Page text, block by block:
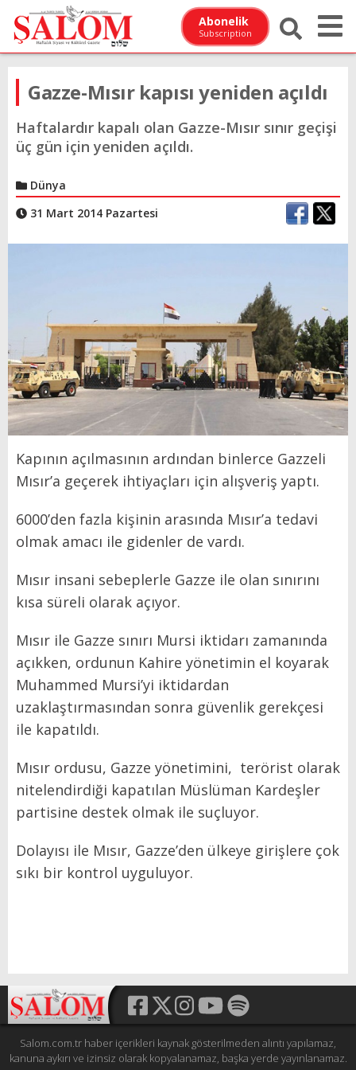
Abonelik
Subscription
Gazze-Mısır kapısı yeniden açıldı
Haftalardır kapalı olan Gazze-Mısır sınır geçişi
üç gün için yeniden açıldı.
Dünya
31 Mart 2014 Pazartesi
Kapının açılmasının ardından binlerce Gazzeli
Mısır’a geçerek ihtiyaçları için alışveriş yaptı.
6000’den fazla kişinin arasında Mısır’a tedavi
olmak amacı ile gidenler de vardı.
Mısır insani sebeplerle Gazze ile olan sınırını
kısa süreli olarak açıyor.
Mısır ile Gazze sınırı Mursi iktidarı zamanında
açıkken, ordunun Kahire yönetimin el koyarak
Muhammed Mursi’yi iktidardan
uzaklaştırmasından sonra güvenlik gerekçesi
ile kapatıldı.
Mısır ordusu, Gazze yönetimini, terörist olarak
nitelendirdiği kapatılan Müslüman Kardeşler
partisine destek olmak ile suçluyor.
Dolayısı ile Mısır, Gazze’den ülkeye girişlere çok
sıkı bir kontrol uyguluyor.
Salom.com.tr haber içerikleri kaynak gösterilmeden alıntı yapılamaz,
kanuna aykırı ve izinsiz olarak kopyalanamaz, başka yerde yayınlanamaz.